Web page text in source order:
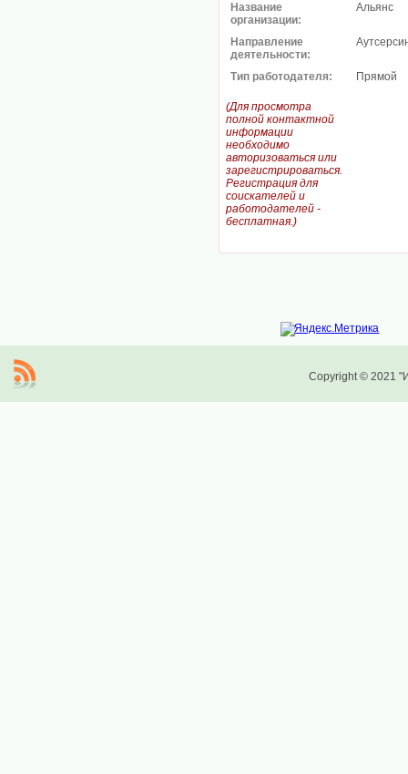
Название
организации:
Альянс
Направление
деятельности:
Тип работодателя: Прямой
(Для просмотра
полной контактной
информации
необходимо
авторизоваться или
зарегистрироваться.
Регистрация для
соискателей и
работодателей -
бесплатная.)
Copyright © 2021